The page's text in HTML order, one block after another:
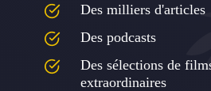
Des milliers d'articles
Des podcasts
Des sélections de
extraordinaires